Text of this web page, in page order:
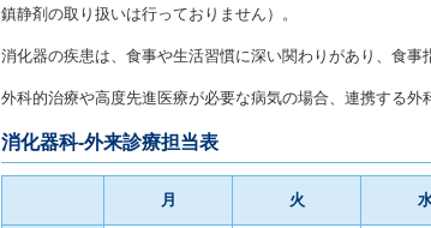
鎮静剤の取り扱いは行っておりません）。
消化器の疾患は、食事や生活習慣に深い関わりがあり、食事
外科的治療や高度先進医療が必要な病気の場合、連携する外
消化器科-外来診療担当表
月 火